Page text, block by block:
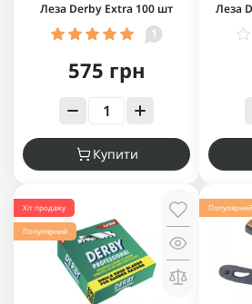
Леза Derby Extra 100 шт
1
575 грн
Купити
Леза
Хіт продажу
Популярний
Популярний